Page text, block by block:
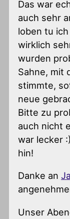
Das war
auch sehr
loben tu
wirklich
wurden
Sahne, mit
stimmte,
neue
Bitte zu
auch nicht
war lecker
hin!
Danke an
Unser